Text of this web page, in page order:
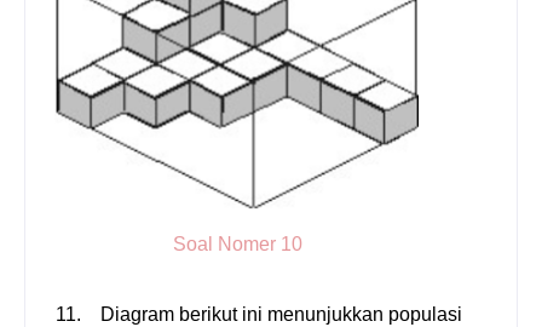
Soal Nomer 10
11.
Diagram berikut ini menunjukkan populasi